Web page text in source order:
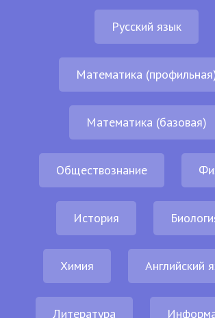
Русский язык
Математика
Математика (базовая)
Обществознание
История
Химия Английский
Литература